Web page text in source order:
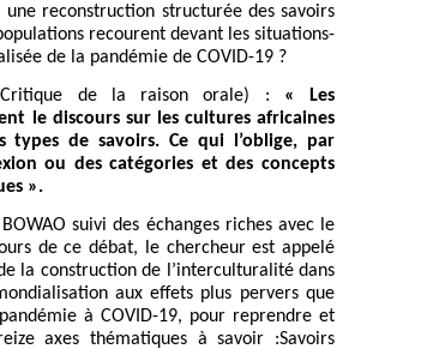
une reconstruction structurée des savoirs
recourent devant les situations-
de la pandémie de COVID-19 ?
(Critique de la raison orale) : « Les
le discours sur les cultures africaines
types de savoirs. Ce qui l’oblige, par
ou des catégories et des concepts
».
suivi des échanges riches avec le
de ce débat, le chercheur est appelé
la construction de l’interculturalité dans
aux effets plus pervers que
à COVID-19, pour reprendre et
axes thématiques à savoir :Savoirs